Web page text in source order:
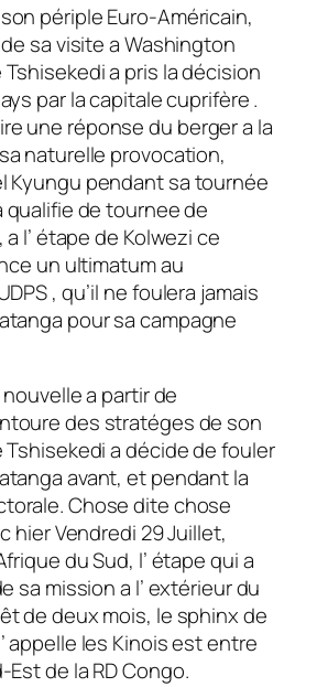
périple Euro-Américain,
sa visite a Washington
a pris la décision
par la capitale cuprifère .
une réponse du berger a la
naturelle provocation,
Kyungu pendant sa tournée
qualifie de tournee de
l’ étape de Kolwezi ce
un ultimatum au
, qu’il ne foulera jamais
pour sa campagne
a partir de
des stratéges de son
Tshisekedi a décide de fouler
avant, et pendant la
Chose dite chose
hier Vendredi 29 Juillet,
du Sud, l’ étape qui a
sa mission a l’ extérieur du
de deux mois, le sphinx de
appelle les Kinois est entre
de la RD Congo.